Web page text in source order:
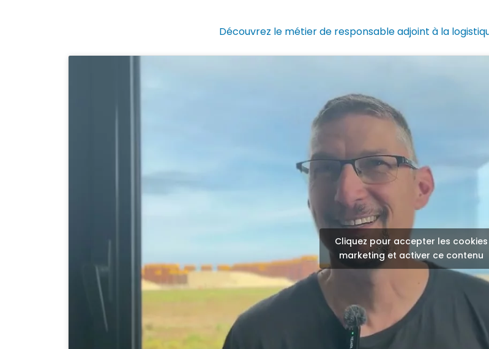
Découvrez le métier de responsable adjoint à la
Cliquez pour accepter les cookies
marketing et activer ce contenu